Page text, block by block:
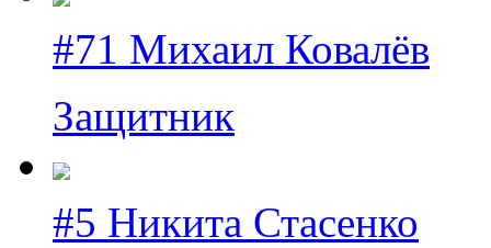
#71 Михаил Ковалёв
Защитник
#5 Никита Стасенко